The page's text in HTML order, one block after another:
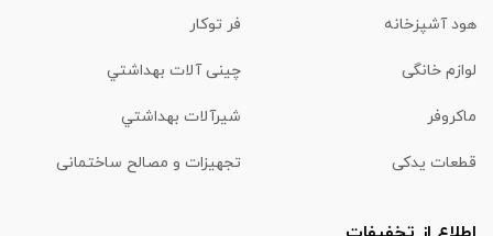
هود آشپزخانه فر توکار
لوازم خانگی چینی آلات بهداشتي
ماكروفر شیرآلات بهداشتي
قطعات یدکی تجهیزات و مصالح ساختمانی